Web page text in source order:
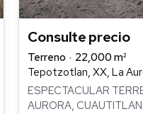
Consulte precio
Terreno
22,000 m²
Tepotzotlan, XX, La
ESPECTACULAR
AURORA,